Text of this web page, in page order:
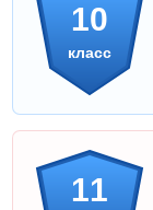
10
класс
11